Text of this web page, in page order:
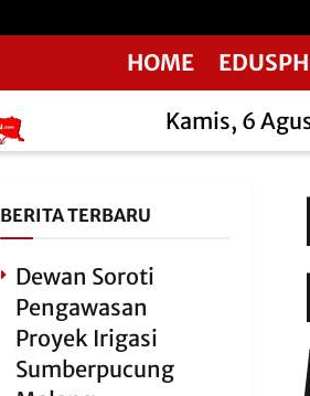
HOME
Kamis, 6
BERITA TERBARU
Dewan Soroti
Pengawasan
Proyek Irigasi
Sumberpucung